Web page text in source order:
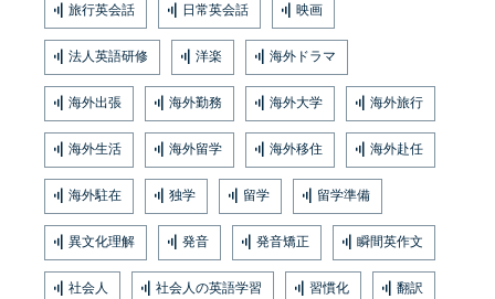
旅行英会話 日常英会話 映画
法人英語研修 洋楽 海外ドラマ
海外出張 海外勤務 海外大学 海外旅行
海外生活 海外留学 海外移住 海外赴任
海外駐在 独学 留学 留学準備
異文化理解 発音 発音矯正 瞬間英作文
社会人 社会人の英語学習 習慣化 翻訳